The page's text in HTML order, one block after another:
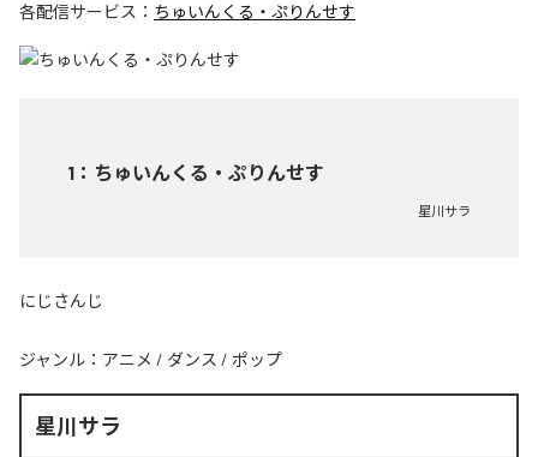
各配信サービス： ちゅいんくる・ぷりんせす
1 ： ちゅいんくる・ぷりんせす
星川サラ
にじさんじ
ジャンル： アニメ / ダンス / ポップ
星川サラ